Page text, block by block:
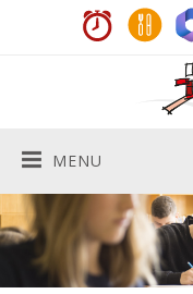
MENU
Le Collège
PRÉSENTATION
Vie de l'école